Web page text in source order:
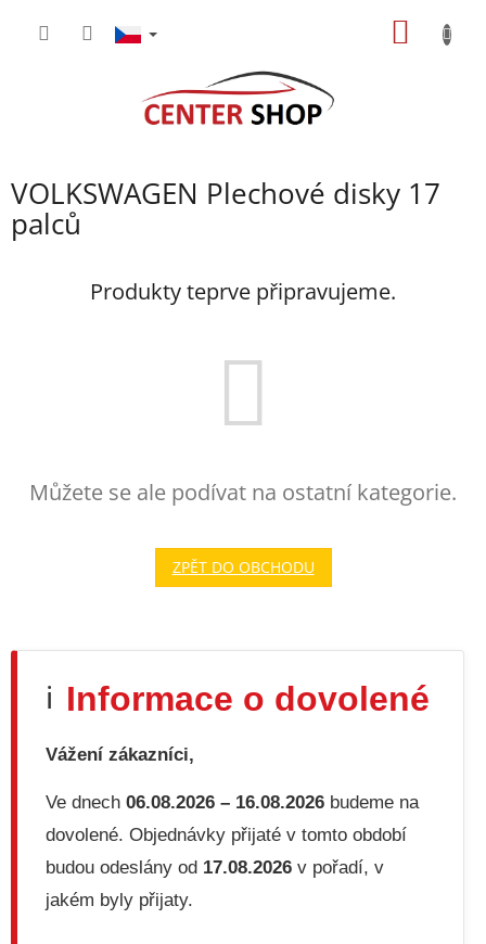
VOLKSWAGEN Plechové disky 17
palců
Produkty teprve připravujeme.
Můžete se ale podívat na ostatní kategorie.
ZPĚT DO OBCHODU
ℹ️ Informace o dovolené
Vážení zákazníci,
Ve dnech 06.08.2026 – 16.08.2026 budeme na
dovolené. Objednávky přijaté v tomto období
budou odeslány od 17.08.2026 v pořadí, v
jakém byly přijaty.